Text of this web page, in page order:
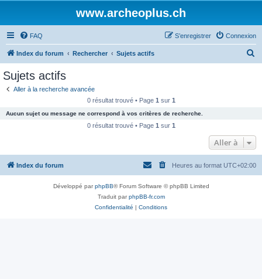
www.archeoplus.ch
FAQ Connexion
S’enregistrer
Index du forum Rechercher Sujets actifs
c
e
Sujets actifs
Aller à la recherche avancée
0 résultat trouvé • Page 1 sur 1
Aucun sujet ou message ne correspond à vos critères de recherche.
0 résultat trouvé • Page 1 sur 1
Aller à
Index du forum Heures au format UTC+02:00
Développé parphpBB® Forum Software © phpBB Limited
Traduit parphpBB-fr.com
Confidentialité | Conditions